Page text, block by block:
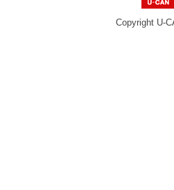
Copyright U-